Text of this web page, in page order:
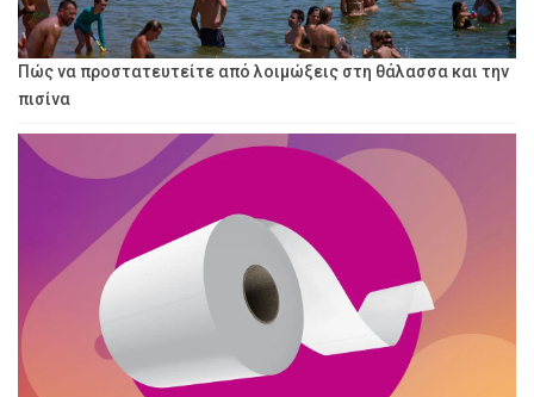
Πώς να προστατευτείτε από λοιμώξεις στη θάλασσα και την
πισίνα